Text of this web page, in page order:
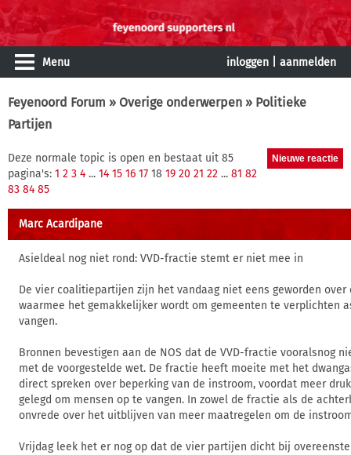
Menu inloggen aanmelden
Feyenoord Forum » Overige onderwerpen » Politieke
Partijen
Deze normale topic is open en bestaat uit 85
pagina's: 1 2 3 4 ... 14 15 16 17 18 19 20 21 22 ... 81 82
83 84 85
Marc Acardipane
Asieldeal nog niet rond: VVD-fractie stemt er niet mee in
De vier coalitiepartijen zijn het vandaag niet eens geworden over
waarmee het gemakkelijker wordt om gemeenten te verplichten
vangen.
Bronnen bevestigen aan de NOS dat de VVD-fractie vooralsnog
met de voorgestelde wet. De fractie heeft moeite met het
direct spreken over beperking van de instroom, voordat meer
gelegd om mensen op te vangen. In zowel de fractie als de
onvrede over het uitblijven van meer maatregelen om de
Vrijdag leek het er nog op dat de vier partijen dicht bij